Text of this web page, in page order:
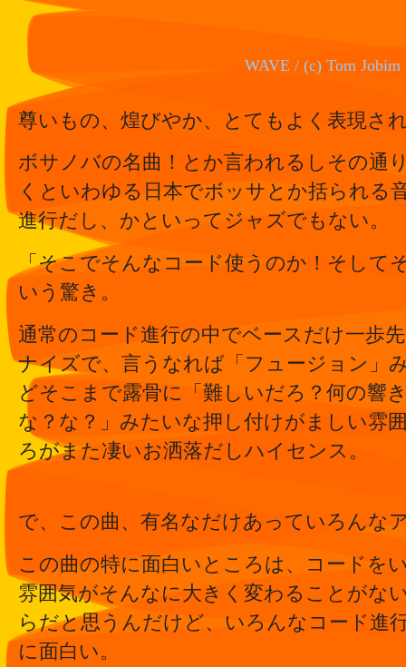
WAVE / (c) Tom Jobim
尊いもの、煌びやか、とてもよく表現さ
ボサノバの名曲！とか言われるしその通
くといわゆる日本でボッサとか括られる
進行だし、かといってジャズでもない。
「そこでそんなコード使うのか！そして
いう驚き。
通常のコード進行の中でベースだけ一歩
ナイズで、言うなれば「フュージョン」
どそこまで露骨に「難しいだろ？何の響
な？な？」みたいな押し付けがましい雰
ろがまた凄いお洒落だしハイセンス。
で、この曲、有名なだけあっていろんな
この曲の特に面白いところは、コードを
雰囲気がそんなに大きく変わることがな
らだと思うんだけど、いろんなコード進
に面白い。